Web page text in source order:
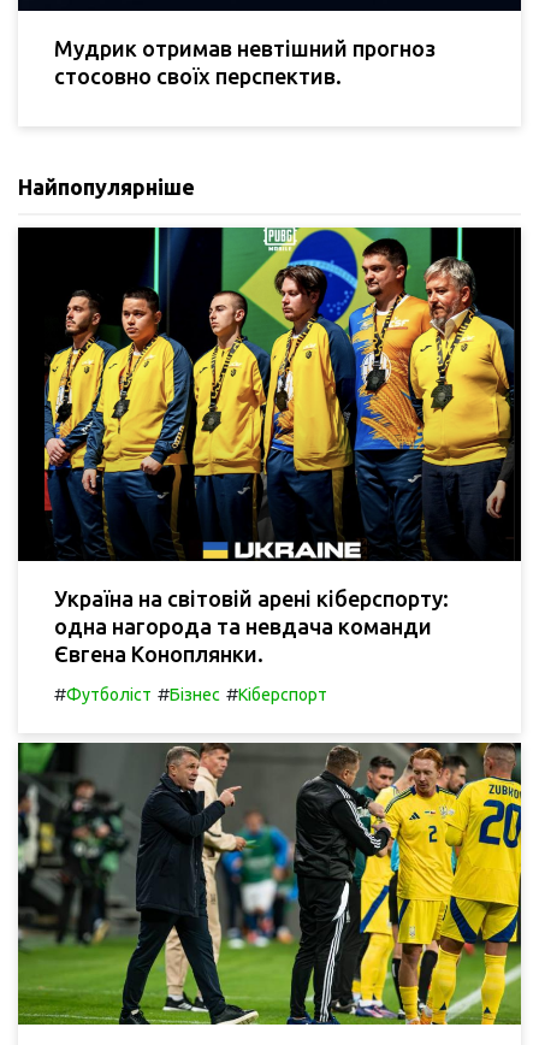
Мудрик отримав невтішний прогноз
стосовно своїх перспектив.
Найпопулярніше
Україна на світовій арені кіберспорту:
одна нагорода та невдача команди
Євгена Коноплянки.
#Футболіст #Бізнес #Кіберспорт